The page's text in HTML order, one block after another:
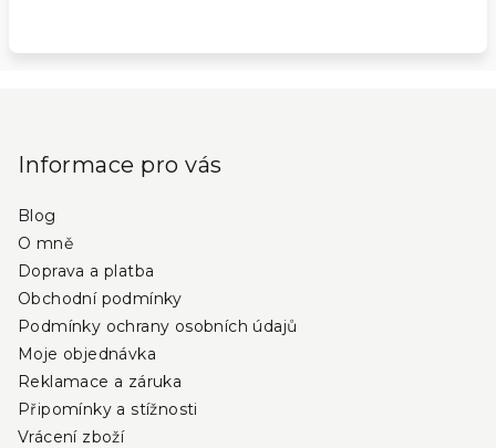
Informace pro vás
Blog
O mně
Doprava a platba
Obchodní podmínky
Podmínky ochrany osobních údajů
Moje objednávka
Reklamace a záruka
Připomínky a stížnosti
Vrácení zboží